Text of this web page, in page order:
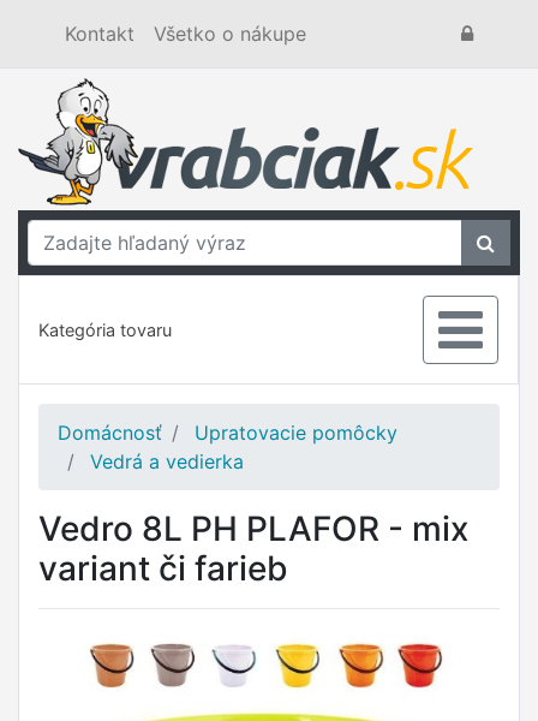
Kontakt Všetko o nákupe
Kategória tovaru
Domácnosť
Upratovacie pomôcky
Vedrá a vedierka
Vedro 8L PH PLAFOR - mix
variant či farieb